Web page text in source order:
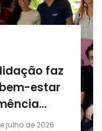
faz
estar
julho de 2026